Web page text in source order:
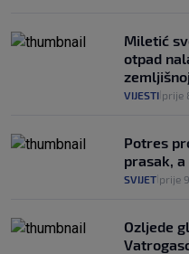
Miletić
otpad
VIJESTI prije
Potres
prasak,
SVIJET prije
Ozljede